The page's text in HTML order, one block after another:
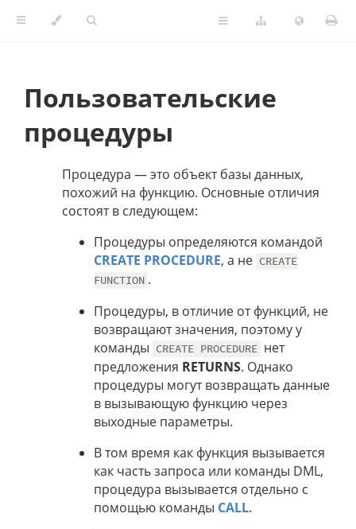
Пользовательские
процедуры
Процедура — это объект базы данных,
похожий на функцию. Основные отличия
состоят в следующем:
Процедуры определяются командой
CREATE PROCEDURE, а не CREATE
FUNCTION .
Процедуры, в отличие от функций, не
возвращают значения, поэтому у
команды CREATE PROCEDURE нет
предложения RETURNS. Однако
процедуры могут возвращать данные
в вызывающую функцию через
выходные параметры.
В том время как функция вызывается
как часть запроса или команды DML,
процедура вызывается отдельно с
помощью команды CALL.